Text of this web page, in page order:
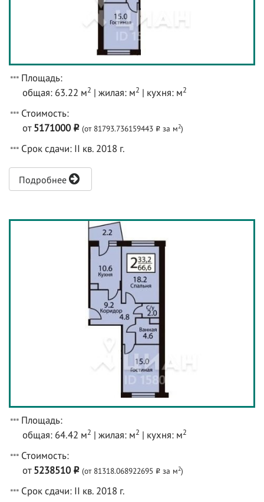
Площадь:
общая: 63.22 м2 | жилая: м2 | кухня: м2
Стоимость:
от5171000 o (от 81793.736159443 o за м2)
Срок сдачи: II кв. 2018 г.
Подробнее
Площадь:
общая: 64.42 м2 | жилая: м2 | кухня: м2
Стоимость:
от5238510 o (от 81318.068922695 o за м2)
Срок сдачи: II кв. 2018 г.